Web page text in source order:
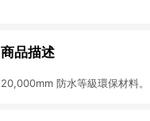
商品描述
20,000mm 防水等級環保材料。